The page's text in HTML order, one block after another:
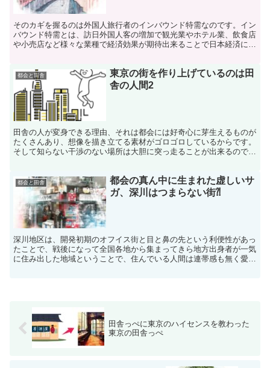
そのカギを握るのは外国人旅行者のインバウンド特需なのです。イン
バウンド特需とは、訪日外国人客の増加で観光業やホテル業、飲食店
や小売店など様々な業種で経済効果が期待出来ることで日本経済に良
都会と田舎
東京の街を作り上げているのは田
舎の人間2
田舎の人が変身できる理由、それは都会には好奇心に芽生えるものが
たくさんあり、想像を描き立てる素材がゴロゴロしているからです。
そして知らない干渉のない場所は大胆に突っ走ることが出来るので人
都会と田舎
都会の真ん中に生まれた虚しいサ
ガ、深川はつまらない街⁈
深川地区は、開発初期のオフイス街と目と鼻の先という利便性があっ
たことで、戦後になって全国各地から集まってきら地方出身者が一気
に住み出した地域ということで、住んでいる人間は連帯感も無く愛着
田舎っぺに東京のハイセンスを教わった
東京の田舎っぺ